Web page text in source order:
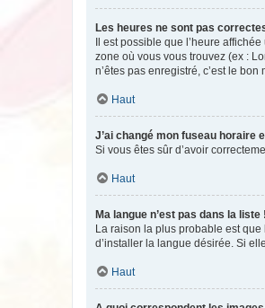
Les heures ne sont pas
Il est possible que l’heure
zone où vous vous trouvez (ex :
n’êtes pas enregistré, c’est le bon
Haut
J’ai changé mon fuseau horaire
Si vous êtes sûr d’avoir
Haut
Ma langue n’est pas dans la liste !
La raison la plus probable est
d’installer la langue désirée. Si
Haut